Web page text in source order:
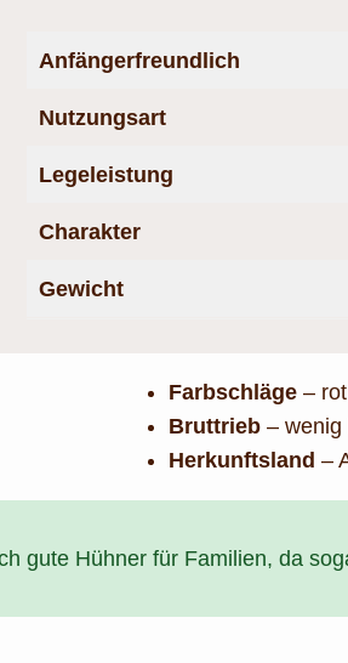
Anfängerfreundlich
Nutzungsart
Legeleistung
Charakter
Gewicht
Farbschläge –
Bruttrieb – wenig
Herkunftsland –
gute Hühner für Familien, da